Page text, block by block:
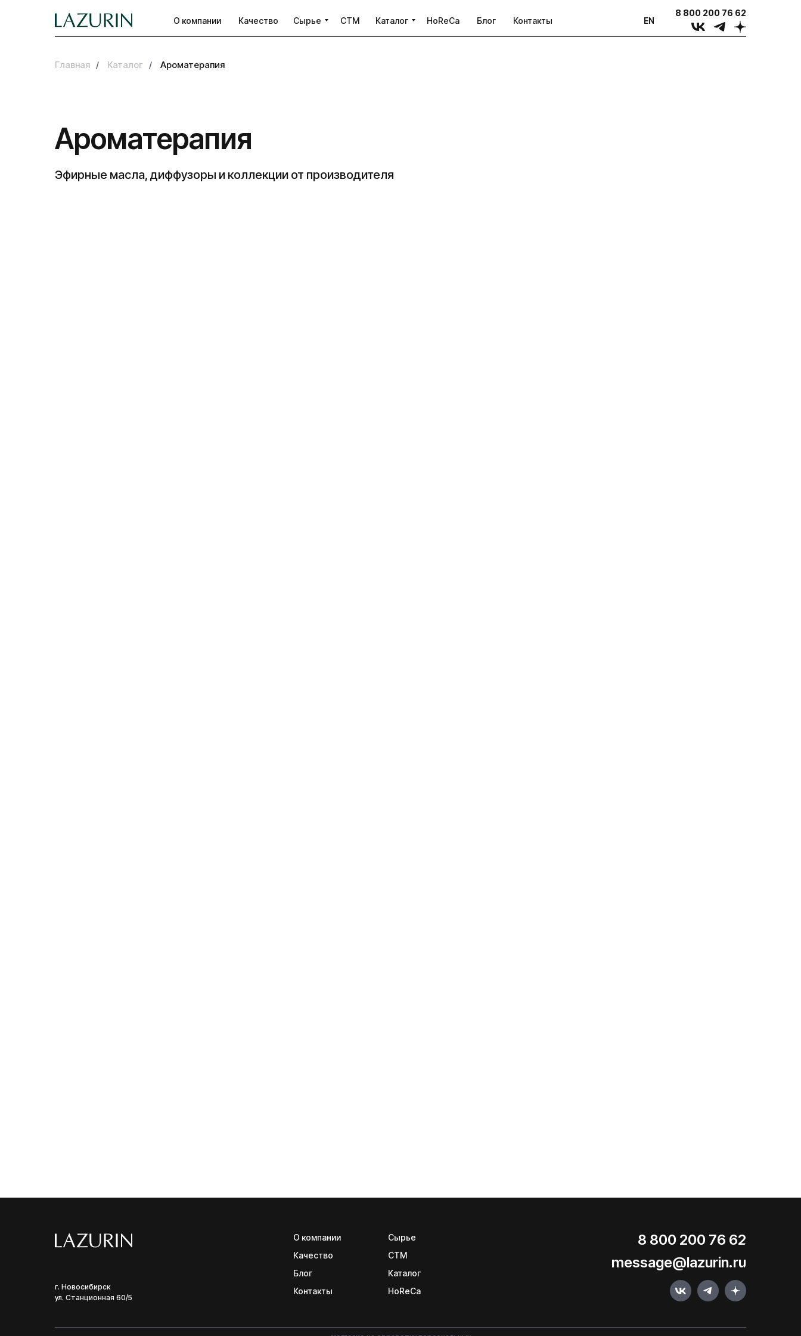
8 800 200 76 62
EN
Контакты
Блог
HoReCa
Каталог
CTM
Сырье
Качество
О компании
Главная / Каталог / Ароматерапия
Эфирные масла, диффузоры и коллекции от производителя
Ароматерапия
8 800 200 76 62
message@lazurin.ru
Контакты
Блог
HoReCa
Каталог
CTM
Сырье
Качество
О компании
г. Новосибирск
ул. Станционная 60/5